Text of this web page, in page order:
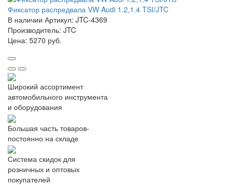
Фиксатор распредвала VW Audi 1.2,1.4 TSI/JTC
В наличии Артикул: JTC-4369
Производитель: JTC
Цена: 5270 руб.
Широкий ассортимент
автомобильного инструмента
и оборудования
Большая часть товаров-
постоянно на складе
Система скидок для
розничных и оптовых
покупателей